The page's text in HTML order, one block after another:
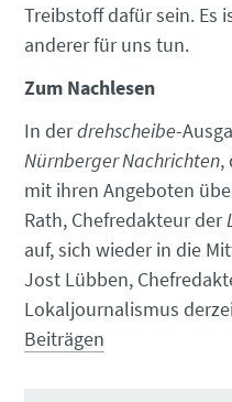
Treibstoff dafür sein. Es
anderer für uns tun.
Zum Nachlesen
In derdrehscheibe-
Nürnberger Nachrichten,
mit ihren Angeboten
Rath, Chefredakteur der
auf, sich wieder in die
Jost Lübben,
Lokaljournalismus
Beiträgen